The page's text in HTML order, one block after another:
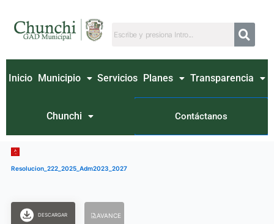
contenido
Inicio Municipio Servicios Planes Transparencia
Chunchi Contáctanos
Resolucion_222_2025_Adm2023_2027
DESCARGAR AVANCE